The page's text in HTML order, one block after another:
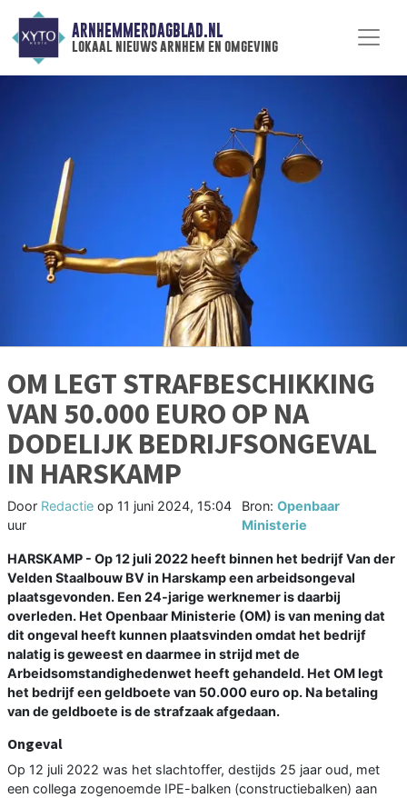
ARNHEMMERDAGBLAD.NL
lokaal nieuws arnhem en omgeving
OM LEGT STRAFBESCHIKKING
VAN 50.000 EURO OP NA
DODELIJK BEDRIJFSONGEVAL
IN HARSKAMP
Door Redactie op 11 juni 2024, 15:04
uur
Bron:Openbaar
Ministerie
HARSKAMP - Op 12 juli 2022 heeft binnen het bedrijf Van der
Velden Staalbouw BV in Harskamp een arbeidsongeval
plaatsgevonden. Een 24-jarige werknemer is daarbij
overleden. Het Openbaar Ministerie (OM) is van mening dat
dit ongeval heeft kunnen plaatsvinden omdat het bedrijf
nalatig is geweest en daarmee in strijd met de
Arbeidsomstandighedenwet heeft gehandeld. Het OM legt
het bedrijf een geldboete van 50.000 euro op. Na betaling
van de geldboete is de strafzaak afgedaan.
Ongeval
Op 12 juli 2022 was het slachtoffer, destijds 25 jaar oud, met
een collega zogenoemde IPE-balken (constructiebalken) aan